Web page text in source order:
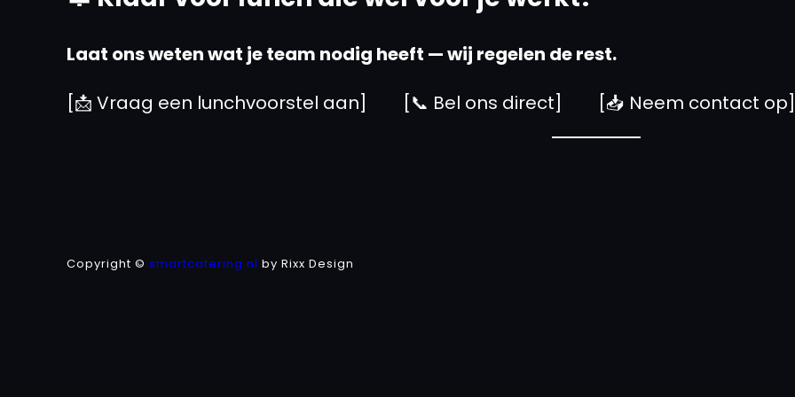
Laat ons weten wat je team nodig heeft — wij regelen de rest.
[📩 Vraag een lunchvoorstel aan] [📞 Bel ons direct] [📥 Neem contact op]
Copyright ©smartcatering.nl by Rixx Design